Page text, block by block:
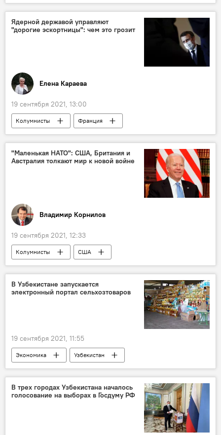
трудовая миграция
Ядерной державой управляют
"дорогие эскортницы": чем это грозит
Елена Караева
19 сентября 2021, 13:00
Колумнисты
Франция
Эммануэль Макрон
"Маленькая НАТО": США, Британия и
Австралия толкают мир к новой войне
Владимир Корнилов
19 сентября 2021, 12:33
Колумнисты
США
Великобритания
Австралия Китай
В Узбекистане запускается
электронный портал сельхозтоваров
19 сентября 2021, 11:55
Экономика
Узбекистан
Сельское хозяйство
продовольствие
В трех городах Узбекистана началось
голосование на выборах в Госдуму РФ